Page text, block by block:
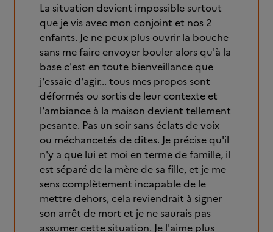
La situation devient impossible surtout
que je vis avec mon conjoint et nos 2
enfants. Je ne peux plus ouvrir la bouche
sans me faire envoyer bouler alors qu'à la
base c'est en toute bienveillance que
j'essaie d'agir... tous mes propos sont
déformés ou sortis de leur contexte et
l'ambiance à la maison devient tellement
pesante. Pas un soir sans éclats de voix
ou méchancetés de dites. Je précise qu'il
n'y a que lui et moi en terme de famille, il
est séparé de la mère de sa fille, et je me
sens complètement incapable de le
mettre dehors, cela reviendrait à signer
son arrêt de mort et je ne saurais pas
assumer cette situation. Je l'aime plus